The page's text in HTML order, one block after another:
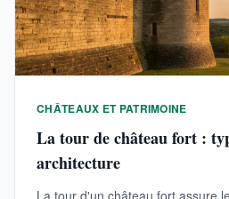
CHÂTEAUX ET PATRIMOINE
La tour de château fort :
architecture
La tour d'un château fort assure